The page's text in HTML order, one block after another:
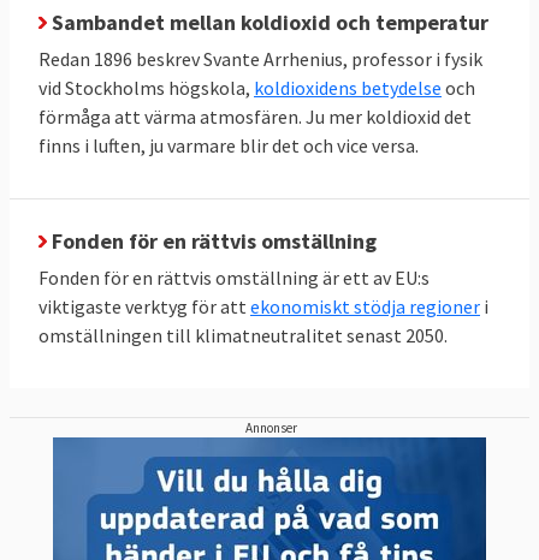
Sambandet mellan koldioxid och temperatur
Redan 1896 beskrev Svante Arrhenius, professor i fysik
vid Stockholms högskola, koldioxidens betydelse och
förmåga att värma atmosfären. Ju mer koldioxid det
finns i luften, ju varmare blir det och vice versa.
Fonden för en rättvis omställning
Fonden för en rättvis omställning är ett av EU:s
viktigaste verktyg för att ekonomiskt stödja regioner i
omställningen till klimatneutralitet senast 2050.
Annonser